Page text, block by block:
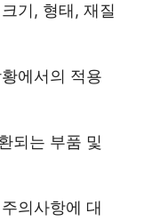
기, 형태, 재질
에서의 적용
되는 부품 및
의사항에 대